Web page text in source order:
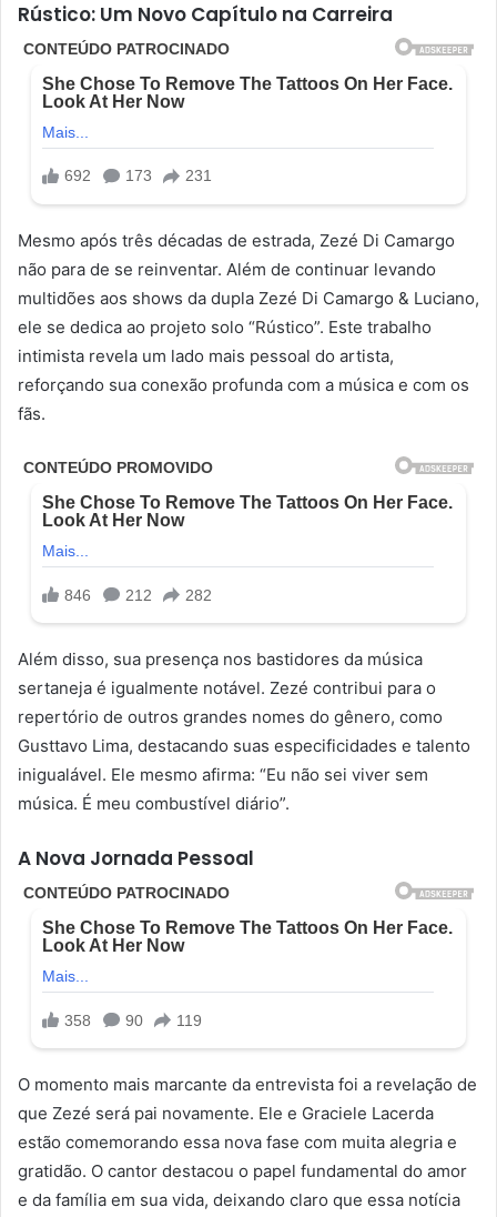
Rústico: Um Novo Capítulo na Carreira
Mesmo após três décadas de estrada, Zezé Di Camargo
não para de se reinventar. Além de continuar levando
multidões aos shows da dupla Zezé Di Camargo & Luciano,
ele se dedica ao projeto solo “Rústico”. Este trabalho
intimista revela um lado mais pessoal do artista,
reforçando sua conexão profunda com a música e com os
fãs.
Além disso, sua presença nos bastidores da música
sertaneja é igualmente notável. Zezé contribui para o
repertório de outros grandes nomes do gênero, como
Gusttavo Lima, destacando suas especificidades e talento
inigualável. Ele mesmo afirma: “Eu não sei viver sem
música. É meu combustível diário”.
A Nova Jornada Pessoal
O momento mais marcante da entrevista foi a revelação de
que Zezé será pai novamente. Ele e Graciele Lacerda
estão comemorando essa nova fase com muita alegria e
gratidão. O cantor destacou o papel fundamental do amor
e da família em sua vida, deixando claro que essa notícia